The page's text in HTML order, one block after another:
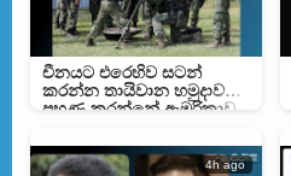
චීනයට එරෙහිව සටන්
කරන්න තායිවාන හමුදාව
පුහුණු කරන්නේ ඇමරිකාව
4h ago